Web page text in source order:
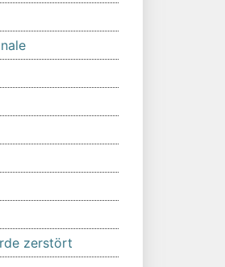
zerstört